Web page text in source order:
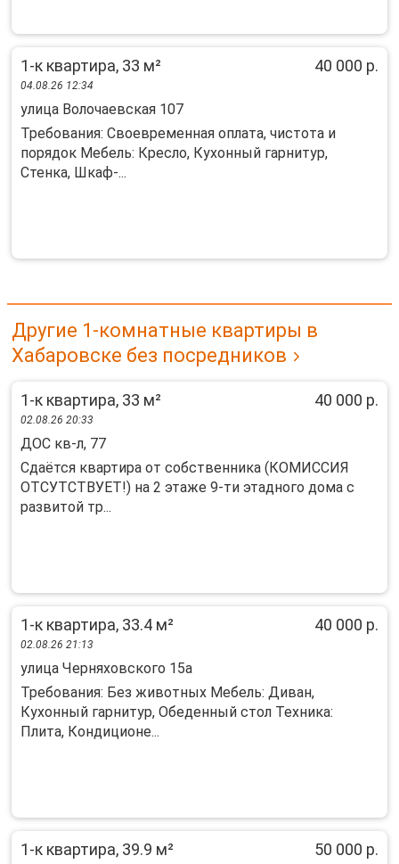
1-к квартира, 33 м² 40 000 р.
04.08.26 12:34
улица Волочаевская 107
Требования: Своевременная оплата, чистота и
порядок Мебель: Кресло, Кухонный гарнитур,
Стенка, Шкаф-...
Другие 1-комнатные квартиры в
Хабаровске без посредников
1-к квартира, 33 м² 40 000 р.
02.08.26 20:33
ДОС кв-л, 77
Сдаётся квартира от собственника (КОМИССИЯ
ОТСУТСТВУЕТ!) на 2 этаже 9-ти этадного дома с
развитой тр...
1-к квартира, 33.4 м² 40 000 р.
02.08.26 21:13
улица Черняховского 15а
Требования: Без животных Мебель: Диван,
Кухонный гарнитур, Обеденный стол Техника:
Плита, Кондиционе...
1-к квартира, 39.9 м² 50 000 р.